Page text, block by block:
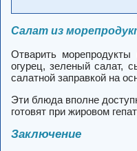
Салат из
Отварить
огурец, зеленый салат,
салатной заправкой на
Эти блюда вполне
готовят при жировом
Заключение